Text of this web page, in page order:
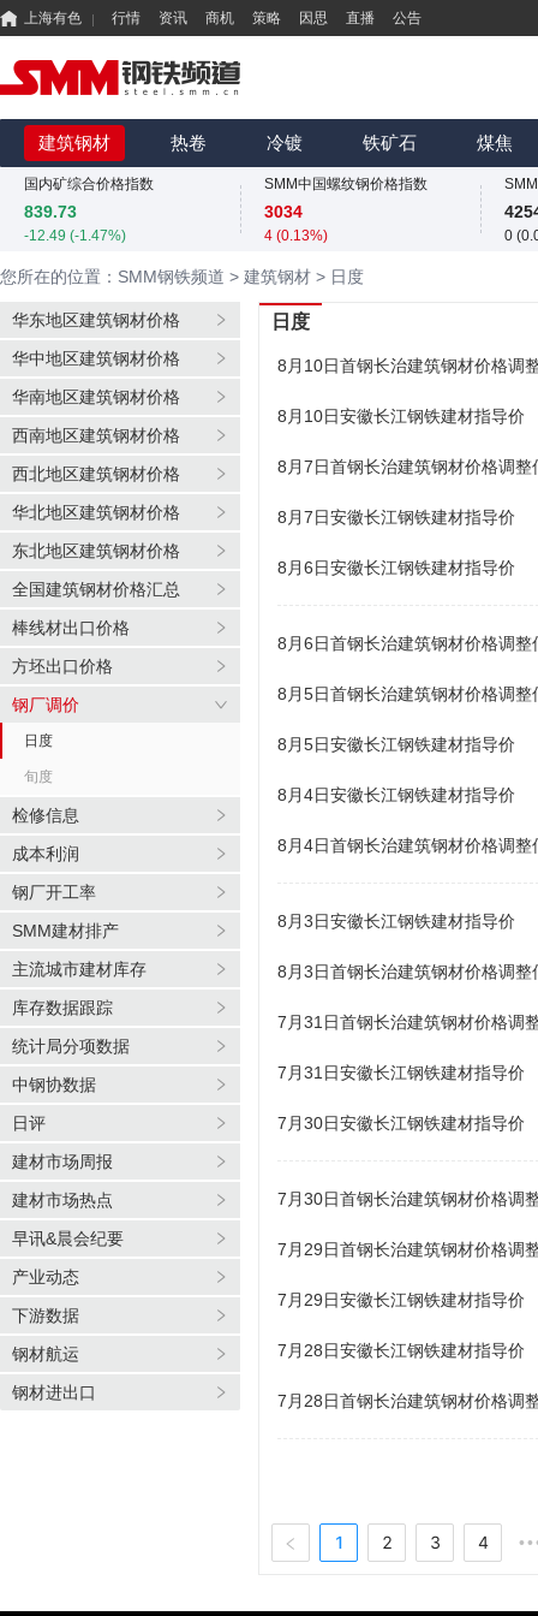
上海有色 行情 资讯 商机 策略 因思 直播 公告
建筑钢材 热卷 冷镀 铁矿石 煤焦
国内矿综合价格指数
839.73
-12.49 (-1.47%)
815
0 (0.00%)
国内矿综合价格指数
839.73
-12.49 (-1.47%)
815
0 (0.00%)
国内矿综合价格指数
839.73
SMM中国螺纹钢价格指数
1925
SMM中国螺纹钢价格指数
3034
4 (0.13%)
1925
0 (0.00%)
SMM中国螺纹钢价格指数
3034
0
您所在的位置：SMM钢铁频道 > 建筑钢材 > 日度
华东地区建筑钢材价格
华中地区建筑钢材价格
华南地区建筑钢材价格
西南地区建筑钢材价格
西北地区建筑钢材价格
华北地区建筑钢材价格
东北地区建筑钢材价格
全国建筑钢材价格汇总
棒线材出口价格
方坯出口价格
钢厂调价
日度
旬度
检修信息
成本利润
钢厂开工率
SMM建材排产
主流城市建材库存
库存数据跟踪
统计局分项数据
中钢协数据
日评
建材市场周报
建材市场热点
早讯&晨会纪要
产业动态
下游数据
钢材航运
钢材进出口
日度
8月10日首钢长治建筑钢材价格调
8月10日安徽长江钢铁建材指导价
8月7日首钢长治建筑钢材价格调整
8月7日安徽长江钢铁建材指导价
8月6日安徽长江钢铁建材指导价
8月6日首钢长治建筑钢材价格调整
8月5日首钢长治建筑钢材价格调整
8月5日安徽长江钢铁建材指导价
8月4日安徽长江钢铁建材指导价
8月4日首钢长治建筑钢材价格调整
8月3日安徽长江钢铁建材指导价
8月3日首钢长治建筑钢材价格调整
7月31日首钢长治建筑钢材价格调
7月31日安徽长江钢铁建材指导价
7月30日安徽长江钢铁建材指导价
7月30日首钢长治建筑钢材价格调
7月29日首钢长治建筑钢材价格调
7月29日安徽长江钢铁建材指导价
7月28日安徽长江钢铁建材指导价
7月28日首钢长治建筑钢材价格调
1 2 3 4